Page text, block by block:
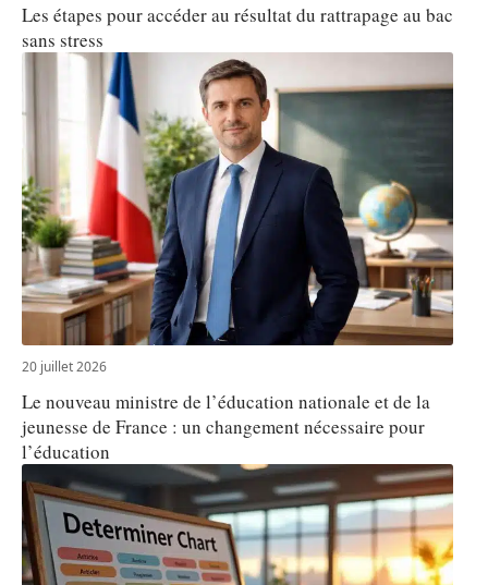
Les étapes pour accéder au résultat du rattrapage au bac
sans stress
20 juillet 2026
Le nouveau ministre de l’éducation nationale et de la
jeunesse de France : un changement nécessaire pour
l’éducation